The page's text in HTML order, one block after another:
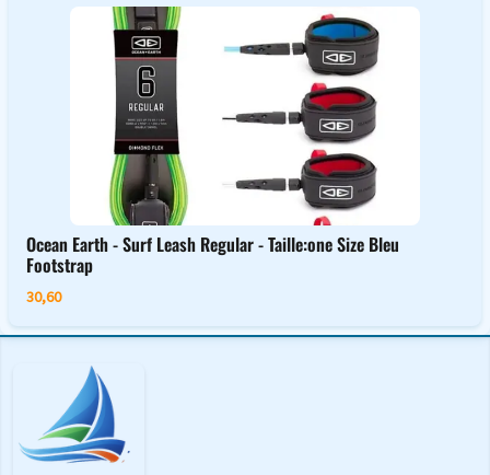
Ocean Earth - Surf Leash Regular - Taille:one Size Bleu
Footstrap
30,60